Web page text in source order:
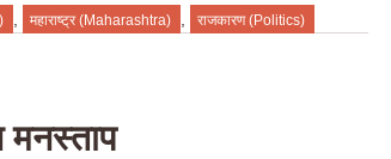
महाराष्ट्र (Maharashtra) राजकारण (Politics)